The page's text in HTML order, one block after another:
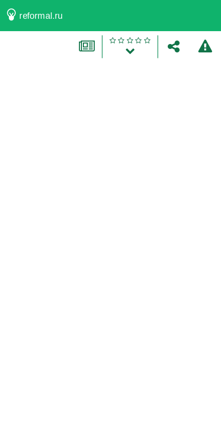
reformal.ru